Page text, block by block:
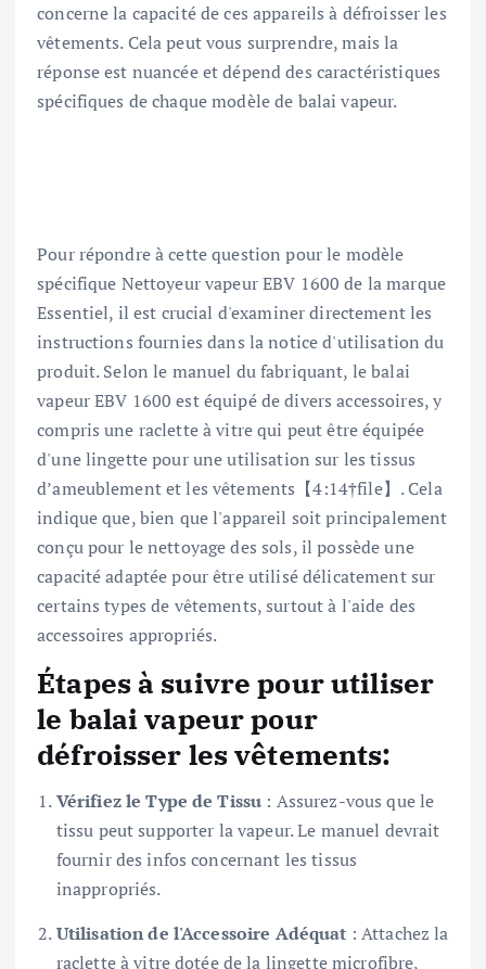
concerne la capacité de ces appareils à défroisser les
vêtements. Cela peut vous surprendre, mais la
réponse est nuancée et dépend des caractéristiques
spécifiques de chaque modèle de balai vapeur.
Pour répondre à cette question pour le modèle
spécifique Nettoyeur vapeur EBV 1600 de la marque
Essentiel, il est crucial d'examiner directement les
instructions fournies dans la notice d'utilisation du
produit. Selon le manuel du fabriquant, le balai
vapeur EBV 1600 est équipé de divers accessoires, y
compris une raclette à vitre qui peut être équipée
d'une lingette pour une utilisation sur les tissus
d’ameublement et les vêtements【4:14†file】. Cela
indique que, bien que l'appareil soit principalement
conçu pour le nettoyage des sols, il possède une
capacité adaptée pour être utilisé délicatement sur
certains types de vêtements, surtout à l'aide des
accessoires appropriés.
Étapes à suivre pour utiliser
le balai vapeur pour
défroisser les vêtements:
Vérifiez le Type de Tissu : Assurez-vous que le
tissu peut supporter la vapeur. Le manuel devrait
fournir des infos concernant les tissus
inappropriés.
Utilisation de l'Accessoire Adéquat : Attachez la
raclette à vitre dotée de la lingette microfibre,